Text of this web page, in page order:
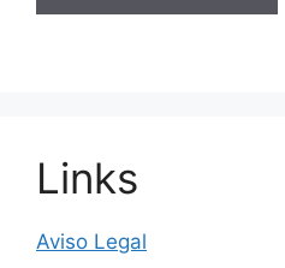
Links
Aviso Legal